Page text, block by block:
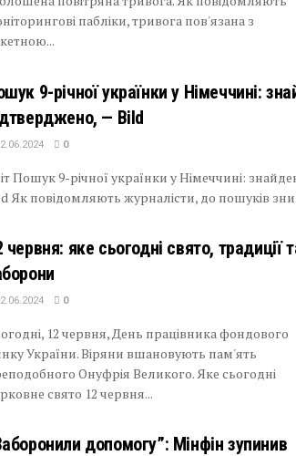
пабліки, тривога пов'язана з
9-річної українки у Німеччині:
— Bild
0
Пошук 9-річної українки у Німеччині:
Як повідомляють журналісти, до пошуків
червня: яке сьогодні свято, традиції
0
12 червня, День працівника фондового
України. Віряни вшановують пам'ять
Онуфрія Великого. Яке сьогодні
свято 12 червня...
допомогу”: Мінфін зупинив